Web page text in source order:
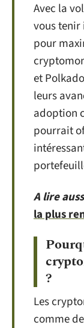
Avec la
vous tenir
pour
et
leurs
adoption
pourrait
A lire
la plus
?
Les
comme